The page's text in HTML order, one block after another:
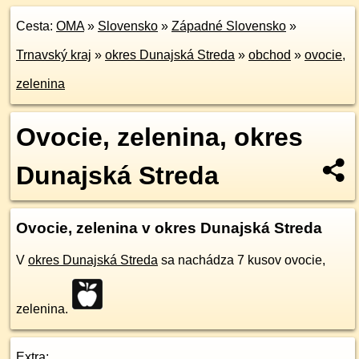
Cesta: OMA» Slovensko » Západné Slovensko »
Trnavský kraj » okres Dunajská Streda » obchod » ovocie,
zelenina
Ovocie, zelenina, okres
Dunajská Streda
Ovocie, zelenina v okres Dunajská Streda
V okres Dunajská Streda sa nachádza 7 kusov ovocie,
zelenina.